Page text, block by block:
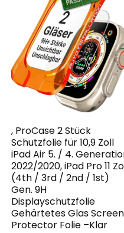
, ProCase 2 Stück
Schutzfolie für 10,9 Zoll
iPad Air 5. / 4.
2022/2020, iPad Pro 11
(4th / 3rd / 2nd / 1st)
Gen. 9H
Displayschutzfolie
Gehärtetes Glas Screen
Protector Folie –Klar